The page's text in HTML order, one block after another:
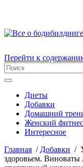
Перейти к
Диеты
Добавки
Домашний
Женский фитнес
Интересное
Главная / Добавки /
здоровьем. Виноваты